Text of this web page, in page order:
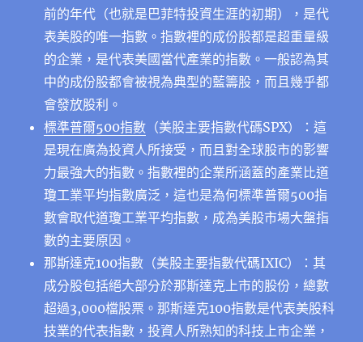
前的年代（也就是巴菲特投資生涯的初期），是代
表美股的唯一指數。指數裡的成份股都是超重量級
的企業，是代表美國當代產業的指數。一般認為其
中的成份股都會被視為典型的藍籌股，而且幾乎都
會發放股利。
標準普爾500指數 （美股主要指數代碼SPX）：這
是現在廣為投資人所接受，而且對全球股市的影響
力最強大的指數。指數裡的企業所涵蓋的產業比道
瓊工業平均指數廣泛，這也是為何標準普爾500指
數會取代道瓊工業平均指數，成為美股市場大盤指
數的主要原因。
那斯達克100指數（美股主要指數代碼IXIC）：其
成分股包括絕大部分於那斯達克上市的股份，總數
超過3,000檔股票。那斯達克100指數是代表美股科
技業的代表指數，投資人所熟知的科技上市企業，